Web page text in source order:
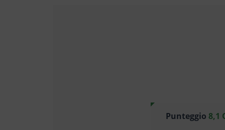
Punteggio 8,1